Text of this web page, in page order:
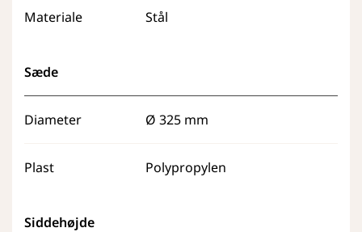
Materiale Stål
Sæde
Diameter Ø 325 mm
Plast Polypropylen
Siddehøjde